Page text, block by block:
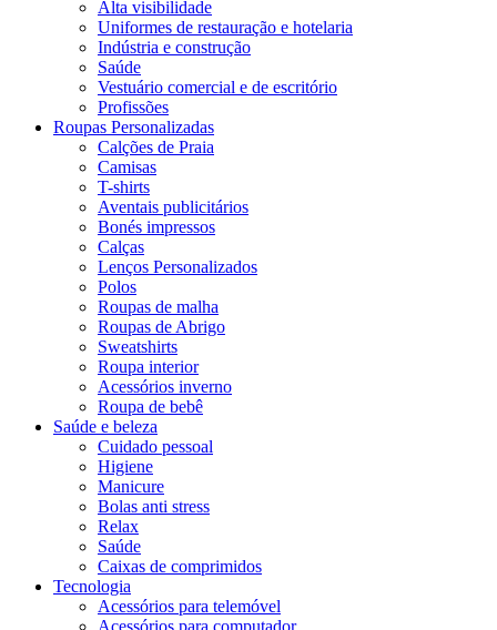
Alta visibilidade
Uniformes de restauração e hotelaria
Indústria e construção
Saúde
Vestuário comercial e de escritório
Profissões
Roupas Personalizadas
Calções de Praia
Camisas
T-shirts
Aventais publicitários
Bonés impressos
Calças
Lenços Personalizados
Polos
Roupas de malha
Roupas de Abrigo
Sweatshirts
Roupa interior
Acessórios inverno
Roupa de bebê
Saúde e beleza
Cuidado pessoal
Higiene
Manicure
Bolas anti stress
Relax
Saúde
Caixas de comprimidos
Tecnologia
Acessórios para telemóvel
Acessórios para computador